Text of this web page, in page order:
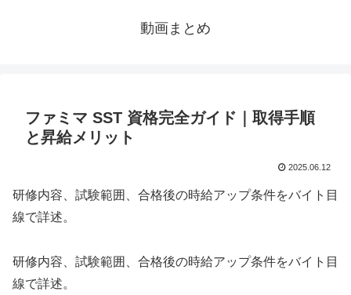
動画まとめ
ファミマ SST 資格完全ガイド｜取得手順
と昇給メリット
2025.06.12
研修内容、試験範囲、合格後の時給アップ条件をバイト目
線で詳述。
研修内容、試験範囲、合格後の時給アップ条件をバイト目
線で詳述。